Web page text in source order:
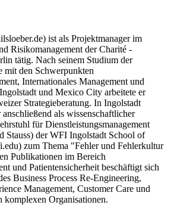
ist als Projektmanager im
Risikomanagement der Charité -
tätig. Nach seinem Studium der
mit den Schwerpunkten
Internationales Management und
und Mexico City arbeitete er
Strategieberatung. In Ingolstadt
als wissenschaftlicher
für Dienstleistungsmanagement
Stauss) der WFI Ingolstadt School of
zum Thema "Fehler und Fehlerkultur
Publikationen im Bereich
und Patientensicherheit beschäftigt sich
Business Process Re-Engineering,
Management, Customer Care und
komplexen Organisationen.